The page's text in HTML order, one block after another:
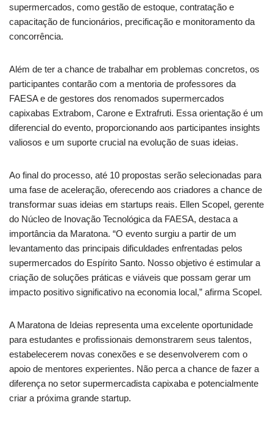
supermercados, como gestão de estoque, contratação e
capacitação de funcionários, precificação e monitoramento da
concorrência.
Além de ter a chance de trabalhar em problemas concretos, os
participantes contarão com a mentoria de professores da
FAESA e de gestores dos renomados supermercados
capixabas Extrabom, Carone e Extrafruti. Essa orientação é um
diferencial do evento, proporcionando aos participantes insights
valiosos e um suporte crucial na evolução de suas ideias.
Ao final do processo, até 10 propostas serão selecionadas para
uma fase de aceleração, oferecendo aos criadores a chance de
transformar suas ideias em startups reais. Ellen Scopel, gerente
do Núcleo de Inovação Tecnológica da FAESA, destaca a
importância da Maratona. “O evento surgiu a partir de um
levantamento das principais dificuldades enfrentadas pelos
supermercados do Espírito Santo. Nosso objetivo é estimular a
criação de soluções práticas e viáveis que possam gerar um
impacto positivo significativo na economia local,” afirma Scopel.
A Maratona de Ideias representa uma excelente oportunidade
para estudantes e profissionais demonstrarem seus talentos,
estabelecerem novas conexões e se desenvolverem com o
apoio de mentores experientes. Não perca a chance de fazer a
diferença no setor supermercadista capixaba e potencialmente
criar a próxima grande startup.